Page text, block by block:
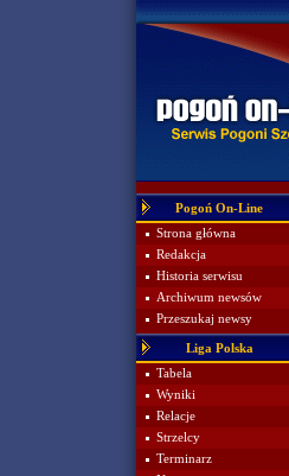
Pogoń On-Line
Strona główna
Redakcja
Historia serwisu
Archiwum newsów
Przeszukaj newsy
Liga Polska
Tabela
Wyniki
Relacje
Strzelcy
Terminarz